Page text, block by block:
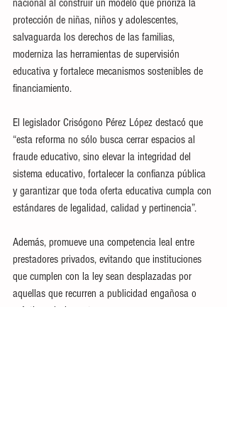
nacional al construir un modelo que prioriza la
protección de niñas, niños y adolescentes,
salvaguarda los derechos de las familias,
moderniza las herramientas de supervisión
educativa y fortalece mecanismos sostenibles de
financiamiento.
El legislador Crisógono Pérez López destacó que
“esta reforma no sólo busca cerrar espacios al
fraude educativo, sino elevar la integridad del
sistema educativo, fortalecer la confianza pública
y garantizar que toda oferta educativa cumpla con
estándares de legalidad, calidad y pertinencia”.
Además, promueve una competencia leal entre
prestadores privados, evitando que instituciones
que cumplen con la ley sean desplazadas por
aquellas que recurren a publicidad engañosa o
prácticas deshonestas.